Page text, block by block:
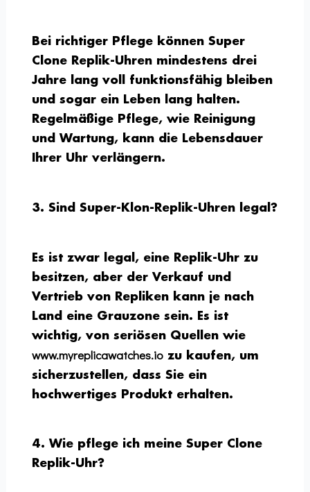
Bei richtiger Pflege können Super
Clone Replik-Uhren mindestens drei
Jahre lang voll funktionsfähig bleiben
und sogar ein Leben lang halten.
Regelmäßige Pflege, wie Reinigung
und Wartung, kann die Lebensdauer
Ihrer Uhr verlängern.
3. Sind Super-Klon-Replik-Uhren legal?
Es ist zwar legal, eine Replik-Uhr zu
besitzen, aber der Verkauf und
Vertrieb von Repliken kann je nach
Land eine Grauzone sein. Es ist
wichtig, von seriösen Quellen wie
www.myreplicawatches.io zu kaufen, um
sicherzustellen, dass Sie ein
hochwertiges Produkt erhalten.
4. Wie pflege ich meine Super Clone
Replik-Uhr?